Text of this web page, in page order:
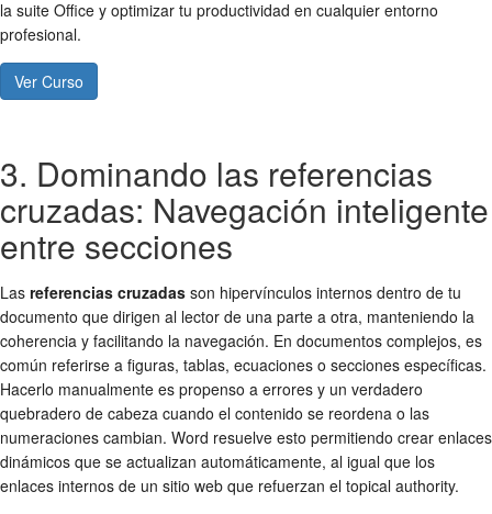
la suite Office y optimizar tu productividad en cualquier entorno
profesional.
Ver Curso
3. Dominando las referencias
cruzadas: Navegación inteligente
entre secciones
Las referencias cruzadas son hipervínculos internos dentro de tu
documento que dirigen al lector de una parte a otra, manteniendo la
coherencia y facilitando la navegación. En documentos complejos, es
común referirse a figuras, tablas, ecuaciones o secciones específicas.
Hacerlo manualmente es propenso a errores y un verdadero
quebradero de cabeza cuando el contenido se reordena o las
numeraciones cambian. Word resuelve esto permitiendo crear enlaces
dinámicos que se actualizan automáticamente, al igual que los
enlaces internos de un sitio web que refuerzan el topical authority.